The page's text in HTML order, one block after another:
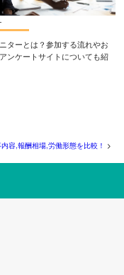
ターとは？参加する流れやお
ンケートサイトについても紹
容,報酬相場,労働形態を比較！ >